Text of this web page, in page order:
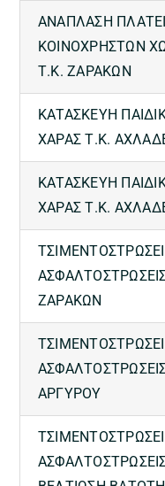
ΑNAΠΛΑΣΗ
ΚΟΙΝΟΧΡΗΣΤΩΝ
Τ.Κ. ΖΑΡΑΚΩΝ
ΚΑΤΑΣΚΕΥΗ
ΧΑΡΑΣ Τ.Κ.
ΚΑΤΑΣΚΕΥΗ
ΧΑΡΑΣ Τ.Κ.
ΖΑΡΑΚΩΝ
ΑΡΓΥΡΟΥ